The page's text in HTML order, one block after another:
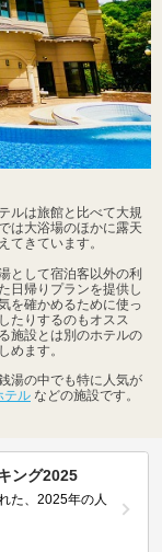
ルは旅館と比べて大規
は大浴場のほかに露天
てきています。
として宿泊客以外の利
日帰りプランを提供し
を確かめるために使っ
たりするのもオスス
施設とは別のホテルの
めます。
湯の中でも特に人気が
テル などの施設です。
ング2025
た、2025年の人